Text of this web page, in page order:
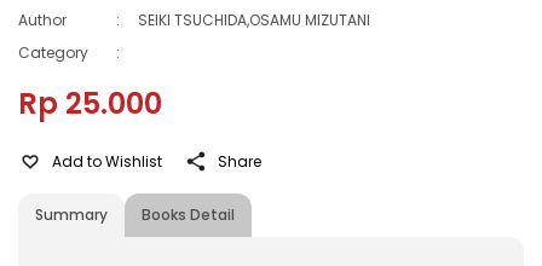
Author :
SEIKI TSUCHIDA,OSAMU MIZUTANI
Category
:
Rp 25.000
Summary Books Detail
Add to Wishlist Share